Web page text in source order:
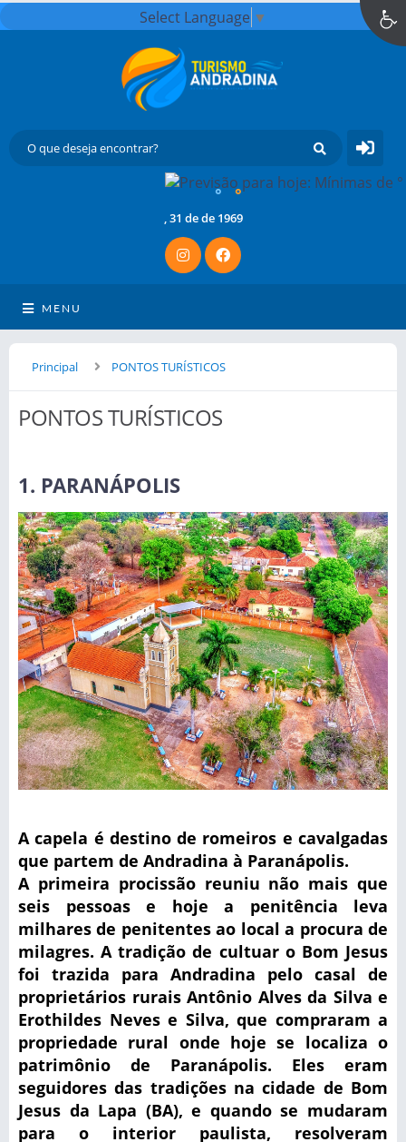
Select Language ▼
° °
, 31 de de 1969
MENU
Principal PONTOS TURÍSTICOS
PONTOS TURÍSTICOS
1. PARANÁPOLIS
A capela é destino de romeiros e cavalgadas
que partem de Andradina à Paranápolis.
A primeira procissão reuniu não mais que
seis pessoas e hoje a penitência leva
milhares de penitentes ao local a procura de
milagres. A tradição de cultuar o Bom Jesus
foi trazida para Andradina pelo casal de
proprietários rurais Antônio Alves da Silva e
Erothildes Neves e Silva, que compraram a
propriedade rural onde hoje se localiza o
patrimônio de Paranápolis. Eles eram
seguidores das tradições na cidade de Bom
Jesus da Lapa (BA), e quando se mudaram
para o interior paulista, resolveram